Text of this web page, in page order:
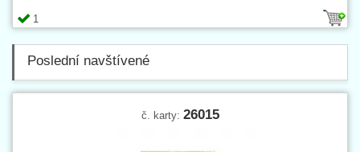
1
Poslední navštívené
č. karty: 26015